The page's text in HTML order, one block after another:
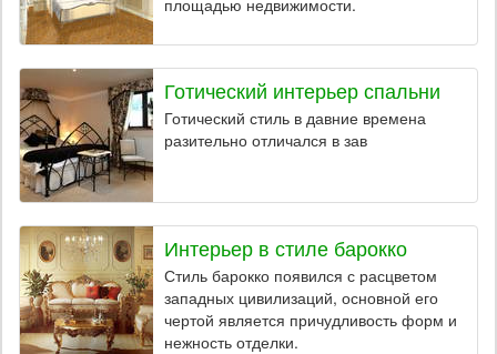
Готический интерьер спальни
Готический стиль в давние времена
разительно отличался в зав
Интерьер в стиле барокко
Стиль барокко появился с расцветом
западных цивилизаций, основной его
чертой является причудливость форм и
нежность отделки.